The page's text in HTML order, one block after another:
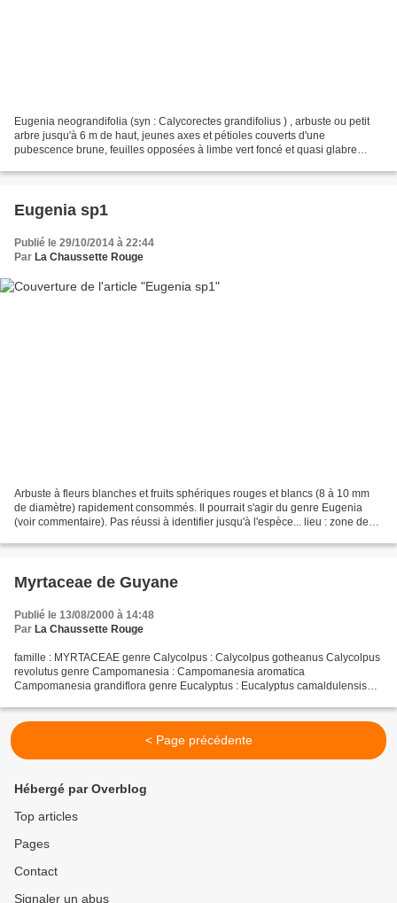
Eugenia neograndifolia (syn : Calycorectes grandifolius ) , arbuste ou petit
arbre jusqu'à 6 m de haut, jeunes axes et pétioles couverts d'une
pubescence brune, feuilles opposées à limbe vert foncé et quasi glabre
Eugenia sp1
Publié le 29/10/2014 à 22:44
Par La Chaussette Rouge
Arbuste à fleurs blanches et fruits sphériques rouges et blancs (8 à 10 mm
de diamètre) rapidement consommés. Il pourrait s'agir du genre Eugenia
(voir commentaire). Pas réussi à identifier jusqu'à l'espèce... lieu : zone de
Myrtaceae de Guyane
Publié le 13/08/2000 à 14:48
Par La Chaussette Rouge
famille : MYRTACEAE genre Calycolpus : Calycolpus gotheanus Calycolpus
revolutus genre Campomanesia : Campomanesia aromatica
Campomanesia grandiflora genre Eucalyptus : Eucalyptus camaldulensis
< Page précédente
Hébergé par Overblog
Top articles
Pages
Contact
Signaler un abus